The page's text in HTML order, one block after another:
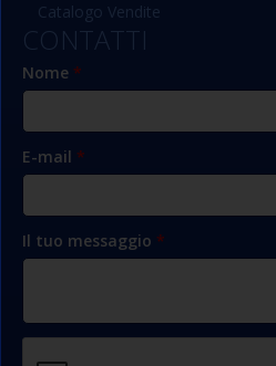
Catalogo Vendite
CONTATTI
Nome *
E-mail *
Il tuo messaggio *